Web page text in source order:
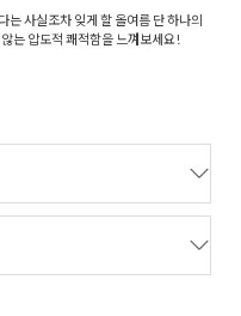
사실조차 잊게 할 올여름 단 하나의
는 압도적 쾌적함을 느껴보세요!